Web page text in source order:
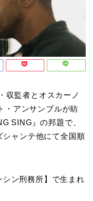
収監者とオスカーノ
・アンサンブルが紡
SING』の邦題で、
ャンテ他にて全国順
ン刑務所】で生まれ